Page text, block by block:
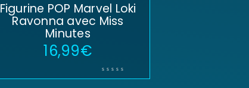
Figurine POP Marvel Loki
Ravonna avec Miss
Minutes
16,99€